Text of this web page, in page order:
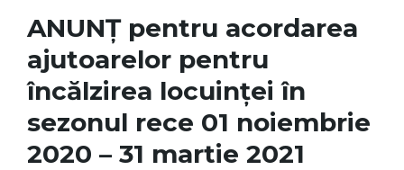
ANUNȚ pentru acordarea
ajutoarelor pentru
încălzirea locuinţei în
sezonul rece 01 noiembrie
2020 – 31 martie 2021